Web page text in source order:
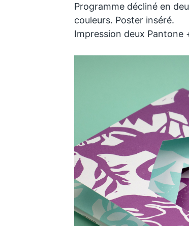
Programme décliné en
couleurs. Poster inséré.
Impression deux Pantone